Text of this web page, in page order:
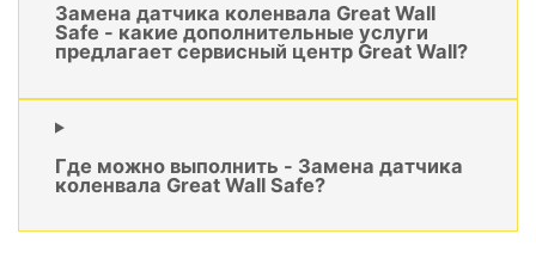
Замена датчика коленвала Great Wall
Safe - какие дополнительные услуги
предлагает сервисный центр Great Wall?
Где можно выполнить - Замена датчика
коленвала Great Wall Safe?